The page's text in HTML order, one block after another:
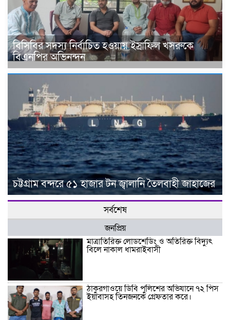
বিসিবির সদস্য নির্বাচিত হওয়ায় ইস্রাফিল খসরুকে
বিএনপির অভিনন্দন
চট্টগ্রাম বন্দরে ৫১ হাজার টন জ্বালানি তৈলবাহী জাহাজের
সর্বশেষ
জনপ্রিয়
মাত্রাতিরিক্ত লোডশেডিং ও অতিরিক্ত বিদ্যুৎ
বিলে নাকাল ধামরাইবাসী
ঠাকুরগাঁওয়ে ডিবি পুলিশের অভিযানে ৭২ পিস
ইয়াবাসহ তিনজনকে গ্রেফতার করে।